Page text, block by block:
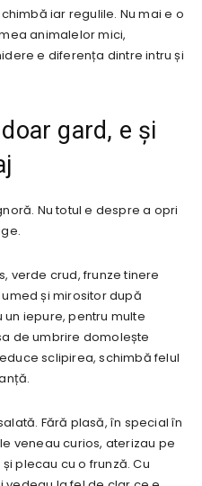
iar regulile. Nu mai e o
animalelor mici,
e diferența dintre intru și
gard, e și
Nu totul e despre a opri
verde crud, frunze tinere
și mirositor după
iepure, pentru multe
de umbrire domolește
sclipirea, schimbă felul
Fără plasă, în special în
veneau curios, aterizau pe
plecau cu o frunză. Cu